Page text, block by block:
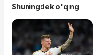
Shuningdek o'qing